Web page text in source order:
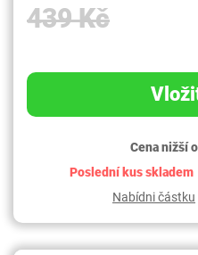
439 Kč
Cena nižší o
Poslední kus skladem
Nabídni částku